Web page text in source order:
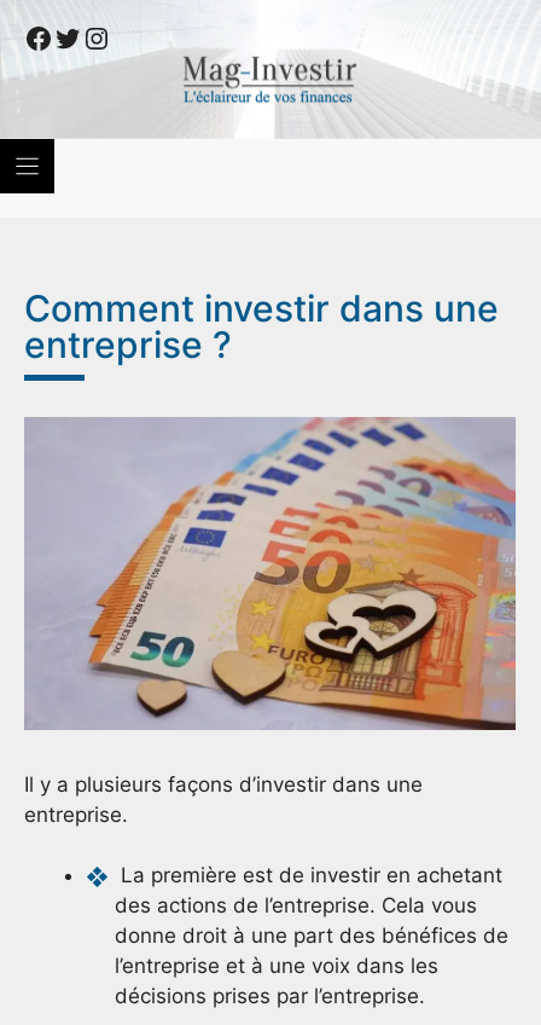
to
content
Facebook
Twitter
Instagram
Comment investir dans une
entreprise ?
Il y a plusieurs façons d’investir dans une
entreprise.
La première est de investir en achetant
des actions de l’entreprise. Cela vous
donne droit à une part des bénéfices de
l’entreprise et à une voix dans les
décisions prises par l’entreprise.